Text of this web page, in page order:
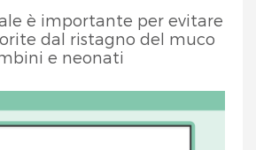
è importante per evitare
dal ristagno del muco
e neonati